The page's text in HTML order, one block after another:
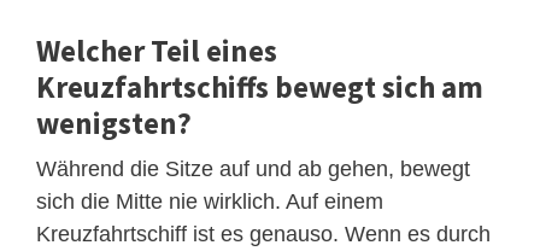
Welcher Teil eines
Kreuzfahrtschiffs bewegt sich am
wenigsten?
Während die Sitze auf und ab gehen, bewegt
sich die Mitte nie wirklich. Auf einem
Kreuzfahrtschiff ist es genauso. Wenn es durch